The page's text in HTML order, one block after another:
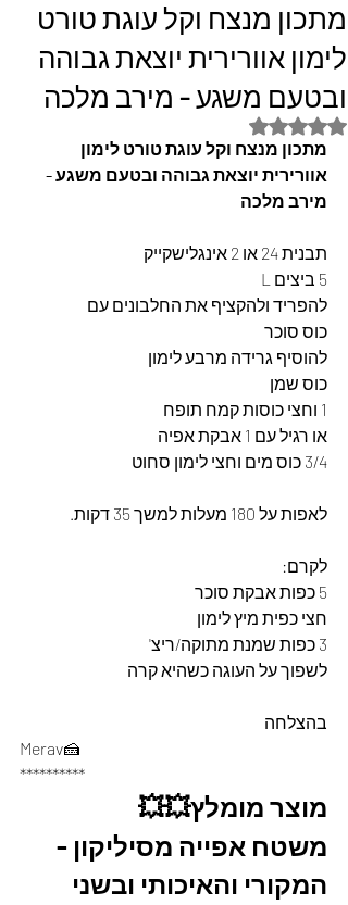
מתכון מנצח וקל עוגת טורט
לימון אוורירית יוצאת גבוהה
ובטעם משגע - מירב מלכה
דירוג של NaN מתוך 5 כוכבים
מתכון מנצח וקל עוגת טורט לימון
אוורירית יוצאת גבוהה ובטעם משגע -
מירב מלכה
תבנית 24 או 2 אינגלישקייק
5 ביצים L
להפריד ולהקציף את החלבונים עם
כוס סוכר
להוסיף גרידה מרבע לימון
כוס שמן
1 וחצי כוסות קמח תופח
או רגיל עם 1 אבקת אפיה
3/4 כוס מים וחצי לימון סחוט
לאפות על 180 מעלות למשך 35 דקות.
לקרם:
5 כפות אבקת סוכר
חצי כפית מיץ לימון
3 כפות שמנת מתוקה/ריצ'
לשפוך על העוגה כשהיא קרה
בהצלחה
Merav🍰
**********
מוצר מומלץ💥💥
משטח אפייה מסיליקון -
המקורי והאיכותי ובשני